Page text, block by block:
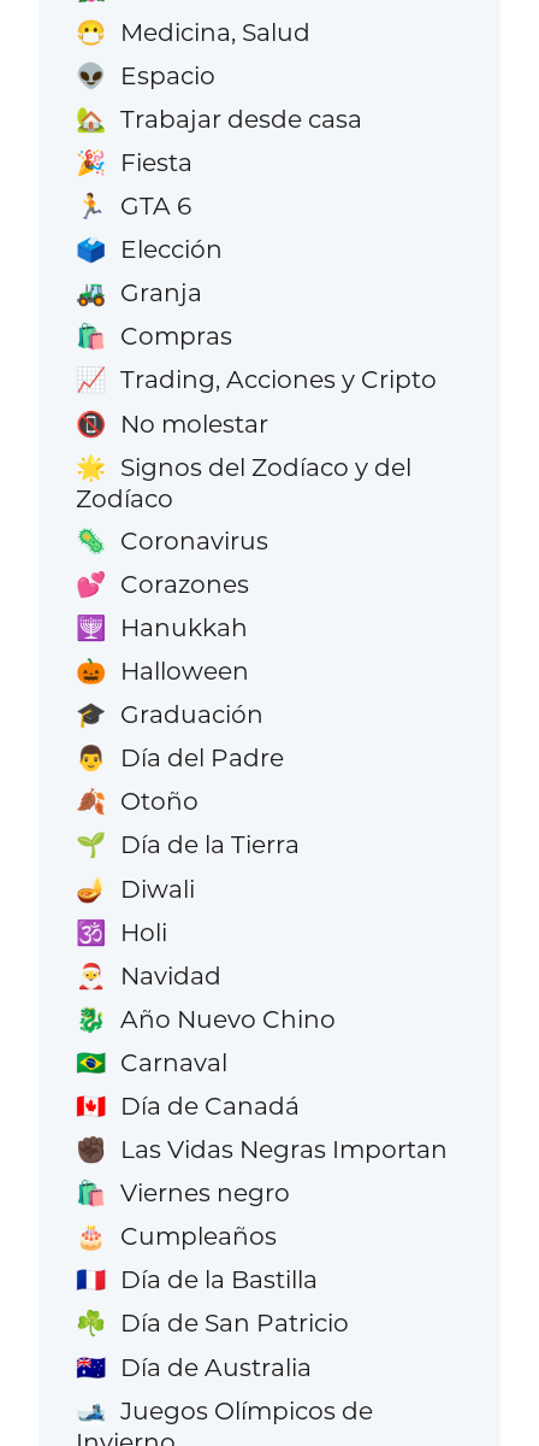
😷 Medicina, Salud
👽 Espacio
🏡 Trabajar desde casa
🎉 Fiesta
🏃 GTA 6
🗳️ Elección
🚜 Granja
🛍️ Compras
📈 Trading, Acciones y Cripto
📵 No molestar
🌟 Signos del Zodíaco y del
Zodíaco
🦠 Coronavirus
💕 Corazones
🕎 Hanukkah
🎃 Halloween
🎓 Graduación
👨 Día del Padre
🍂 Otoño
🌱 Día de la Tierra
🪔 Diwali
🕉️ Holi
🎅 Navidad
🐉 Año Nuevo Chino
🇧🇷 Carnaval
🇨🇦 Día de Canadá
✊🏿 Las Vidas Negras Importan
🛍️ Viernes negro
🎂 Cumpleaños
🇫🇷 Día de la Bastilla
☘️ Día de San Patricio
🇦🇺 Día de Australia
🎿 Juegos Olímpicos de